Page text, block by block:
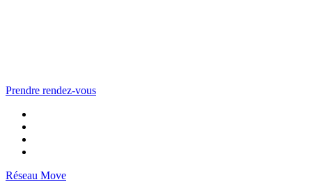
Prendre rendez-vous
Réseau Move